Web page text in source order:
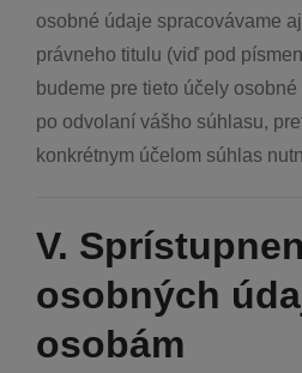
osobné údaje spracovávame
právneho titulu (viď pod
budeme pre tieto účely
po odvolaní vášho súhlasu,
konkrétnym účelom súhlas
V.
osobných
osobám